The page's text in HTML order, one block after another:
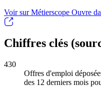
Voir sur Métierscope Ouvre
Chiffres clés
430
Offres d'emploi
des 12 derniers mois